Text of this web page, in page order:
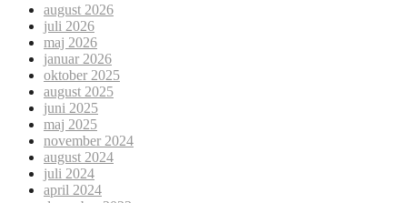
august 2026
juli 2026
maj 2026
januar 2026
oktober 2025
august 2025
juni 2025
maj 2025
november 2024
august 2024
juli 2024
april 2024